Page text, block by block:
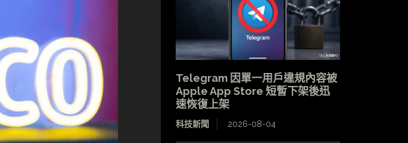
Telegram 因單一用戶違規內容被
Apple App Store 短暫下架後迅
速恢復上架
科技新聞 2026-08-04